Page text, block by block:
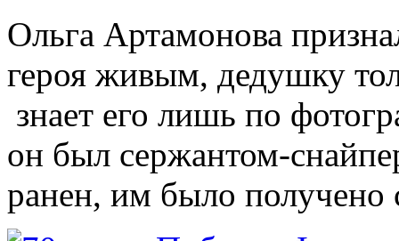
Ольга Артамонова
героя живым, дедушку
знает его лишь по
он был сержантом-
ранен, им было получено